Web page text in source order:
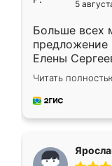
5
Больше всех
предложение
Елены
короткие
для замера
предложил
Читать